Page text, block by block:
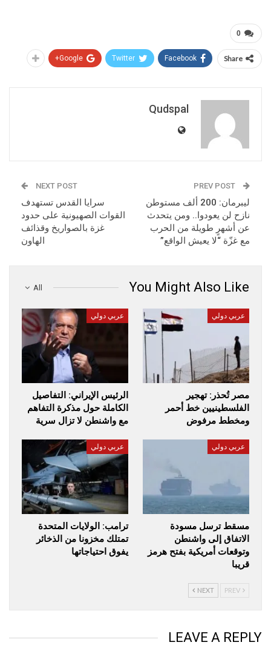
0
Share
Facebook
Twitter
Google+
Qudspal
ليبرمان: 200 ألف مستوطن
نازح لن يعودوا.. ومن يتحدث
عن أشهرٍ طويلة من الحرب
مع غزّة “لا يعيش الواقع”
NEXT POST
سرايا القدس تستهدف
القوات الصهيونية على حدود
غزة بالصواريخ وقذائف
الهاون
All You Might Also Like
عربي دولي
مصر تُحذر: تهجير
الفلسطينيين خط أحمر
ومخطط مرفوض
عربي دولي
الرئيس الإيراني: التفاصيل
الكاملة حول مذكرة التفاهم
مع واشنطن لا تزال سرية
عربي دولي
مسقط ترسل مسودة
الاتفاق إلى واشنطن
وتوقعات أمريكية بفتح هرمز
قريبا
عربي دولي
ترامب: الولايات المتحدة
تمتلك مخزونا من الذخائر
يفوق احتياجاتها
NEXT
LEAVE A REPLY